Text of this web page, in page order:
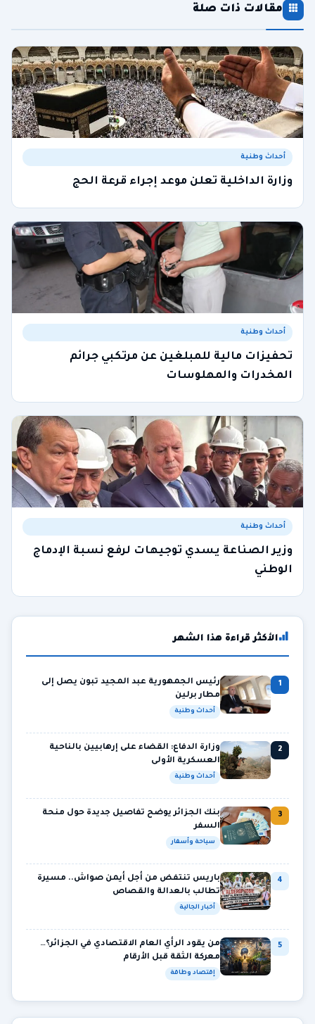
مقالات ذات صلة
أحداث وطنية
وزارة الداخلية تعلن موعد إجراء قرعة الحج
أحداث وطنية
تحفيزات مالية للمبلغين عن مرتكبي جرائم
المخدرات والمهلوسات
أحداث وطنية
وزير الصناعة يسدي توجيهات لرفع نسبة الإدماج
الوطني
الأكثر قراءة هذا الشهر
1
رئيس الجمهورية عبد المجيد تبون يصل إلى
مطار برلين
أحداث وطنية
2
وزارة الدفاع: القضاء على إرهابيين بالناحية
العسكرية الأولى
أحداث وطنية
3
بنك الجزائر يوضح تفاصيل جديدة حول منحة
السفر
سياحة وأسفار
4
باريس تنتفض من أجل أيمن صواش.. مسيرة
تطالب بالعدالة والقصاص
أخبار الجالية
5
من يقود الرأي العام الاقتصادي في الجزائر؟…
معركة الثقة قبل الأرقام
إقتصاد وطاقة